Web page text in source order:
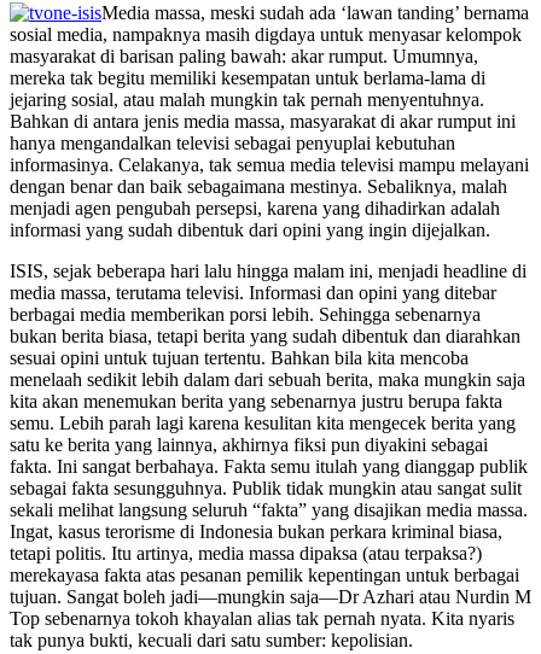
Media massa, meski sudah ada ‘lawan tanding’ bernama
sosial media, nampaknya masih digdaya untuk menyasar kelompok
masyarakat di barisan paling bawah: akar rumput. Umumnya,
mereka tak begitu memiliki kesempatan untuk berlama-lama di
jejaring sosial, atau malah mungkin tak pernah menyentuhnya.
Bahkan di antara jenis media massa, masyarakat di akar rumput ini
hanya mengandalkan televisi sebagai penyuplai kebutuhan
informasinya. Celakanya, tak semua media televisi mampu melayani
dengan benar dan baik sebagaimana mestinya. Sebaliknya, malah
menjadi agen pengubah persepsi, karena yang dihadirkan adalah
informasi yang sudah dibentuk dari opini yang ingin dijejalkan.
ISIS, sejak beberapa hari lalu hingga malam ini, menjadi headline di
media massa, terutama televisi. Informasi dan opini yang ditebar
berbagai media memberikan porsi lebih. Sehingga sebenarnya
bukan berita biasa, tetapi berita yang sudah dibentuk dan diarahkan
sesuai opini untuk tujuan tertentu. Bahkan bila kita mencoba
menelaah sedikit lebih dalam dari sebuah berita, maka mungkin saja
kita akan menemukan berita yang sebenarnya justru berupa fakta
semu. Lebih parah lagi karena kesulitan kita mengecek berita yang
satu ke berita yang lainnya, akhirnya fiksi pun diyakini sebagai
fakta. Ini sangat berbahaya. Fakta semu itulah yang dianggap publik
sebagai fakta sesungguhnya. Publik tidak mungkin atau sangat sulit
sekali melihat langsung seluruh “fakta” yang disajikan media massa.
Ingat, kasus terorisme di Indonesia bukan perkara kriminal biasa,
tetapi politis. Itu artinya, media massa dipaksa (atau terpaksa?)
merekayasa fakta atas pesanan pemilik kepentingan untuk berbagai
tujuan. Sangat boleh jadi—mungkin saja—Dr Azhari atau Nurdin M
Top sebenarnya tokoh khayalan alias tak pernah nyata. Kita nyaris
tak punya bukti, kecuali dari satu sumber: kepolisian.